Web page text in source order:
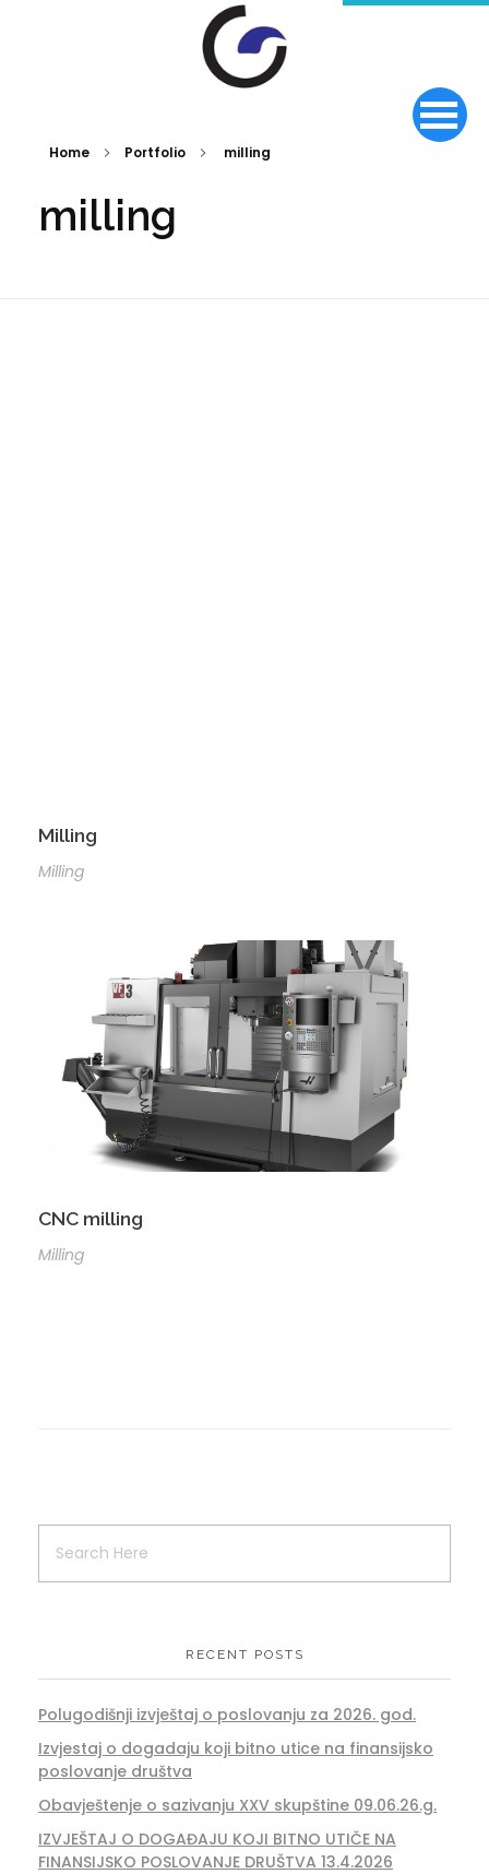
Home Portfolio milling
milling
Milling
Milling
CNC milling
Milling
RECENT POSTS
Polugodišnji izvještaj o poslovanju za 2026. god.
Izvjestaj o dogadaju koji bitno utice na finansijsko
poslovanje društva
Obavještenje o sazivanju XXV skupštine 09.06.26.g.
IZVJEŠTAJ O DOGAĐAJU KOJI BITNO UTIČE NA
FINANSIJSKO POSLOVANJE DRUŠTVA 13.4.2026